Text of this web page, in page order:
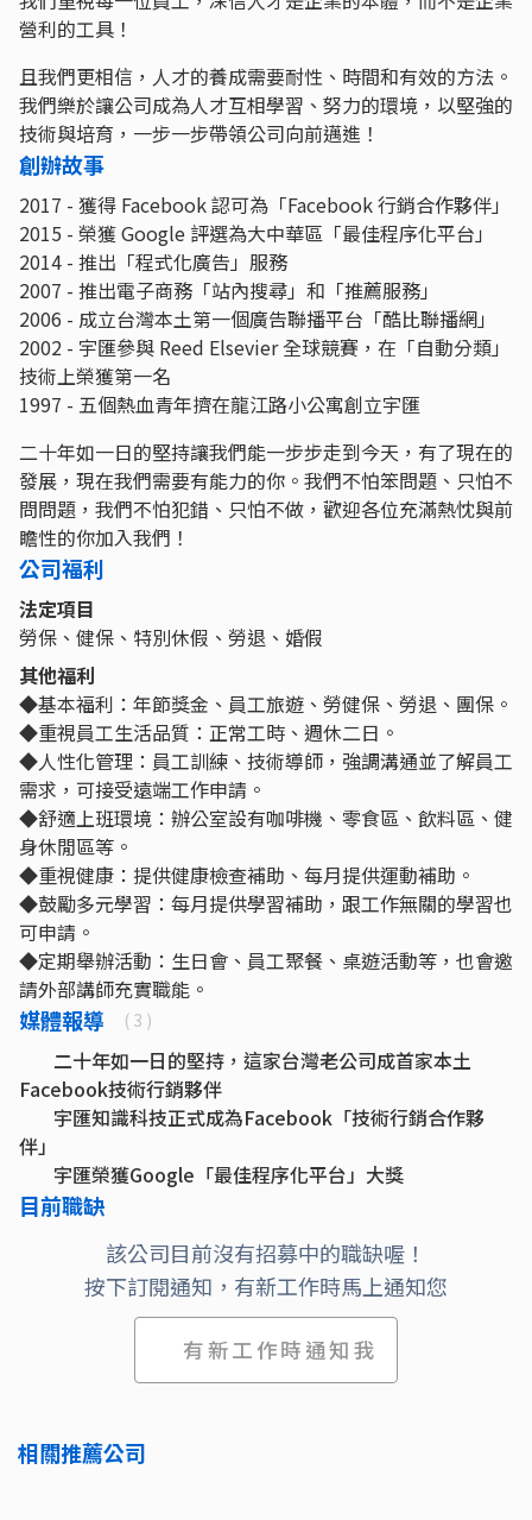
營利的工具！
且我們更相信，人才的養成需要耐性、時間和有效的方法。
我們樂於讓公司成為人才互相學習、努力的環境，以堅強的
技術與培育，一步一步帶領公司向前邁進！
創辦故事
2017 - 獲得 Facebook 認可為「Facebook 行銷合作夥伴」
2015 - 榮獲 Google 評選為大中華區「最佳程序化平台」
2014 - 推出「程式化廣告」服務
2007 - 推出電子商務「站內搜尋」和「推薦服務」
2006 - 成立台灣本土第一個廣告聯播平台「酷比聯播網」
2002 - 宇匯參與 Reed Elsevier 全球競賽，在「自動分類」
技術上榮獲第一名
1997 - 五個熱血青年擠在龍江路小公寓創立宇匯
二十年如一日的堅持讓我們能一步步走到今天，有了現在的
發展，現在我們需要有能力的你。我們不怕笨問題、只怕不
問問題，我們不怕犯錯、只怕不做，歡迎各位充滿熱忱與前
瞻性的你加入我們！
公司福利
法定項目
勞保、健保、特別休假、勞退、婚假
其他福利
◆基本福利：年節獎金、員工旅遊、勞健保、勞退、團保。
◆重視員工生活品質：正常工時、週休二日。
◆人性化管理：員工訓練、技術導師，強調溝通並了解員工
需求，可接受遠端工作申請。
◆舒適上班環境：辦公室設有咖啡機、零食區、飲料區、健
身休閒區等。
◆重視健康：提供健康檢查補助、每月提供運動補助。
◆鼓勵多元學習：每月提供學習補助，跟工作無關的學習也
可申請。
◆定期舉辦活動：生日會、員工聚餐、桌遊活動等，也會邀
請外部講師充實職能。
媒體報導 ( 3 )
二十年如一日的堅持，這家台灣老公司成首家本土
Facebook技術行銷夥伴
宇匯知識科技正式成為Facebook「技術行銷合作夥
伴」
宇匯榮獲Google「最佳程序化平台」大獎
目前職缺
該公司目前沒有招募中的職缺喔！
按下訂閱通知，有新工作時馬上通知您
有新工作時通知我
相關推薦公司